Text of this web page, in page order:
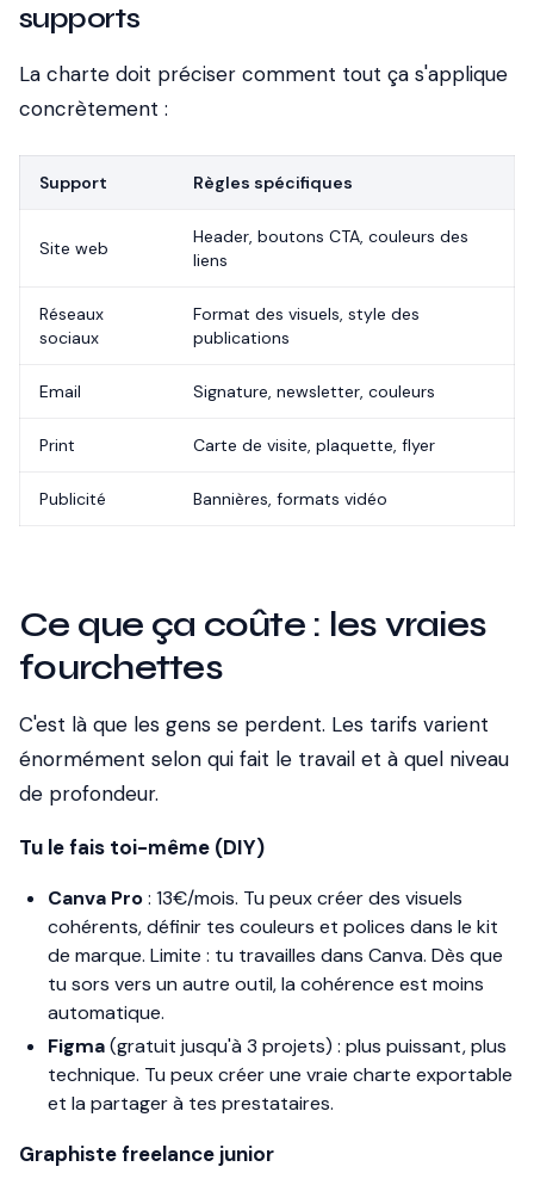
supports
La charte doit préciser comment tout ça s'applique
concrètement :
Support Règles spécifiques
Site web
Header, boutons CTA, couleurs des
liens
Réseaux
sociaux
Format des visuels, style des
publications
Email Signature, newsletter, couleurs
Print Carte de visite, plaquette, flyer
Publicité Bannières, formats vidéo
Ce que ça coûte : les vraies
fourchettes
C'est là que les gens se perdent. Les tarifs varient
énormément selon qui fait le travail et à quel niveau
de profondeur.
Tu le fais toi-même (DIY)
Canva Pro: 13€/mois. Tu peux créer des visuels
cohérents, définir tes couleurs et polices dans le kit
de marque. Limite : tu travailles dans Canva. Dès que
tu sors vers un autre outil, la cohérence est moins
automatique.
Figma(gratuit jusqu'à 3 projets) : plus puissant, plus
technique. Tu peux créer une vraie charte exportable
et la partager à tes prestataires.
Graphiste freelance junior